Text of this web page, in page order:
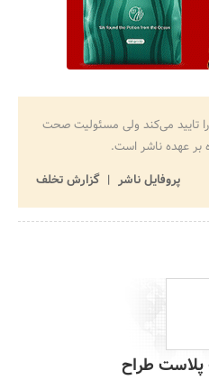
تایید می‌کند ولی مسئولیت صحت
عهده ناشر است.
پروفایل ناشر
گزارش تخلف
طراح